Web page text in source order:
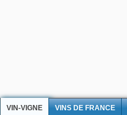
VIN-VIGNE VINS DE FRANCE